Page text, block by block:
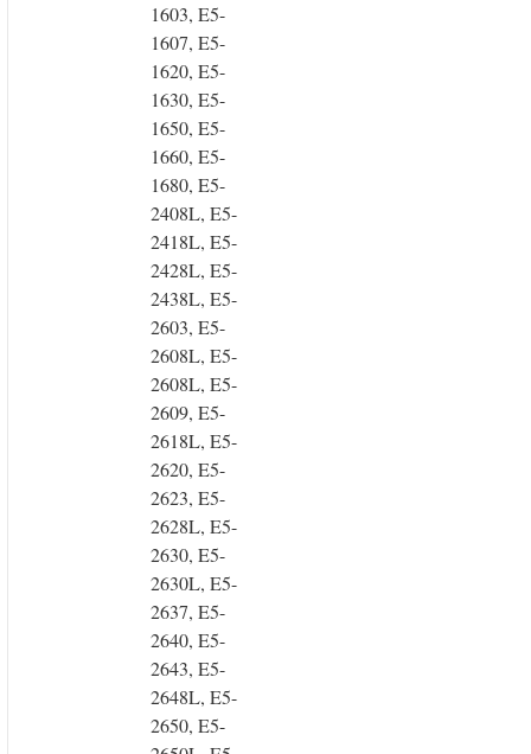
1603, E5-
1607, E5-
1620, E5-
1630, E5-
1650, E5-
1660, E5-
1680, E5-
2408L, E5-
2418L, E5-
2428L, E5-
2438L, E5-
2603, E5-
2608L, E5-
2608L, E5-
2609, E5-
2618L, E5-
2620, E5-
2623, E5-
2628L, E5-
2630, E5-
2630L, E5-
2637, E5-
2640, E5-
2643, E5-
2648L, E5-
2650, E5-